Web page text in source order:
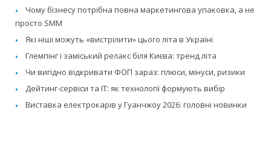
Чому бізнесу потрібна повна маркетингова упаковка, а не
просто SMM
Які ніші можуть «вистрілити» цього літа в Україні
Глемпінг і заміський релакс біля Києва: тренд літа
Чи вигідно відкривати ФОП зараз: плюси, мінуси, ризики
Дейтинг-сервіси та IT: як технології формують вибір
Виставка електрокарів у Гуанчжоу 2026: головні новинки